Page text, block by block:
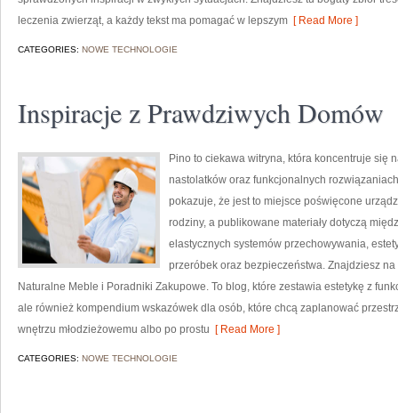
leczenia zwierząt, a każdy tekst ma pomagać w lepszym [ Read More ]
CATEGORIES: NOWE TECHNOLOGIE
Inspiracje z Prawdziwych Domów
Pino to ciekawa witryna, która koncentruje się
nastolatków oraz funkcjonalnych
pokazuje, że jest to miejsce poświęcone
rodziny, a publikowane materiały dotyczą
elastycznych systemów przechowywania,
przeróbek oraz bezpieczeństwa. Znajdziesz
Naturalne Meble i Poradniki Zakupowe. To blog, które zestawia estetykę z
ale również kompendium wskazówek dla osób, które chcą zaplanować
wnętrzu młodzieżowemu albo po prostu [ Read More ]
CATEGORIES: NOWE TECHNOLOGIE